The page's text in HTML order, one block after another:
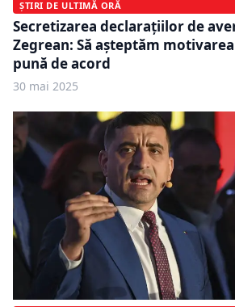
ȘTIRI DE ULTIMĂ ORĂ
Secretizarea declarațiilor de
Zegrean: Să așteptăm
pună de acord
30 mai 2025